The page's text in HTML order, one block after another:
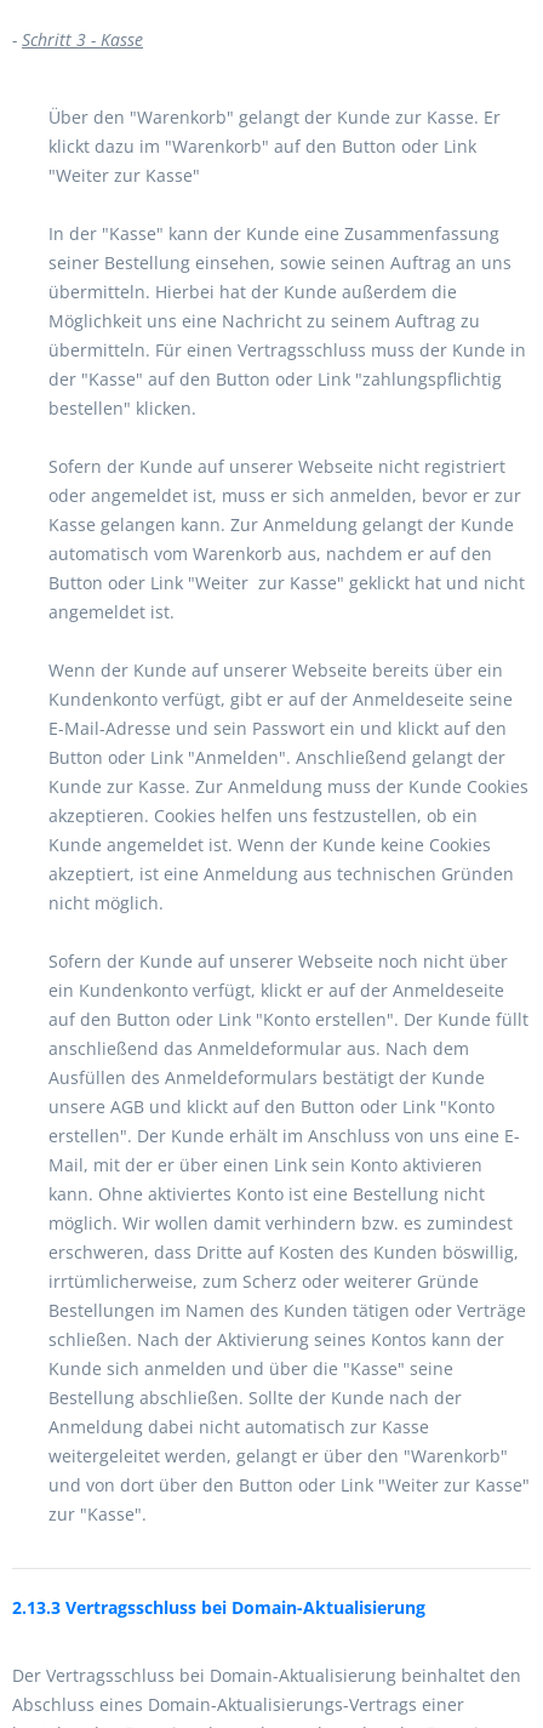
- Schritt 3 - Kasse
Über den "Warenkorb" gelangt der Kunde zur Kasse. Er
klickt dazu im "Warenkorb" auf den Button oder Link
"Weiter zur Kasse"
In der "Kasse" kann der Kunde eine Zusammenfassung
seiner Bestellung einsehen, sowie seinen Auftrag an uns
übermitteln. Hierbei hat der Kunde außerdem die
Möglichkeit uns eine Nachricht zu seinem Auftrag zu
übermitteln. Für einen Vertragsschluss muss der Kunde in
der "Kasse" auf den Button oder Link "zahlungspflichtig
bestellen" klicken.
Sofern der Kunde auf unserer Webseite nicht registriert
oder angemeldet ist, muss er sich anmelden, bevor er zur
Kasse gelangen kann. Zur Anmeldung gelangt der Kunde
automatisch vom Warenkorb aus, nachdem er auf den
Button oder Link "Weiter zur Kasse" geklickt hat und nicht
angemeldet ist.
Wenn der Kunde auf unserer Webseite bereits über ein
Kundenkonto verfügt, gibt er auf der Anmeldeseite seine
E-Mail-Adresse und sein Passwort ein und klickt auf den
Button oder Link "Anmelden". Anschließend gelangt der
Kunde zur Kasse. Zur Anmeldung muss der Kunde Cookies
akzeptieren. Cookies helfen uns festzustellen, ob ein
Kunde angemeldet ist. Wenn der Kunde keine Cookies
akzeptiert, ist eine Anmeldung aus technischen Gründen
nicht möglich.
Sofern der Kunde auf unserer Webseite noch nicht über
ein Kundenkonto verfügt, klickt er auf der Anmeldeseite
auf den Button oder Link "Konto erstellen". Der Kunde füllt
anschließend das Anmeldeformular aus. Nach dem
Ausfüllen des Anmeldeformulars bestätigt der Kunde
unsere AGB und klickt auf den Button oder Link "Konto
erstellen". Der Kunde erhält im Anschluss von uns eine E-
Mail, mit der er über einen Link sein Konto aktivieren
kann. Ohne aktiviertes Konto ist eine Bestellung nicht
möglich. Wir wollen damit verhindern bzw. es zumindest
erschweren, dass Dritte auf Kosten des Kunden böswillig,
irrtümlicherweise, zum Scherz oder weiterer Gründe
Bestellungen im Namen des Kunden tätigen oder Verträge
schließen. Nach der Aktivierung seines Kontos kann der
Kunde sich anmelden und über die "Kasse" seine
Bestellung abschließen. Sollte der Kunde nach der
Anmeldung dabei nicht automatisch zur Kasse
weitergeleitet werden, gelangt er über den "Warenkorb"
und von dort über den Button oder Link "Weiter zur Kasse"
zur "Kasse".
2.13.3 Vertragsschluss bei Domain-Aktualisierung
Der Vertragsschluss bei Domain-Aktualisierung beinhaltet den
Abschluss eines Domain-Aktualisierungs-Vertrags einer